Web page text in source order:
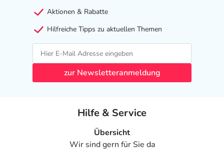
Aktionen & Rabatte
Hilfreiche Tipps zu aktuellen Themen
zur Newsletteranmeldung
Hilfe & Service
Übersicht
Wir sind gern für Sie da